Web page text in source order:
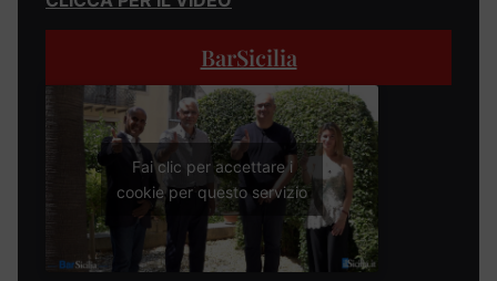
BarSicilia
Fai clic per accettare i
cookie per questo servizio